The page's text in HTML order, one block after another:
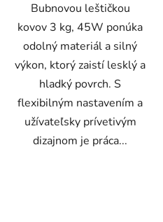
Bubnovou leštičkou
kovov 3 kg, 45W ponúka
odolný materiál a silný
výkon, ktorý zaistí lesklý a
hladký povrch. S
flexibilným nastavením a
užívateľsky prívetivým
dizajnom je práca...